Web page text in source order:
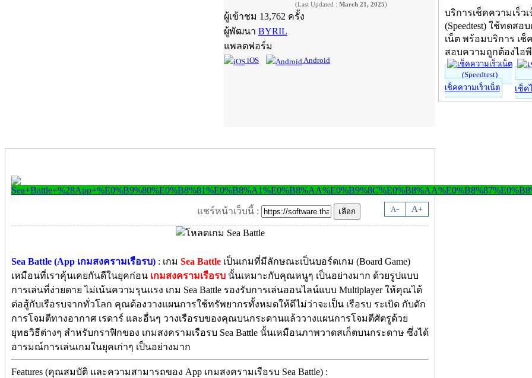
(Last Updated : March 21, 2025)
ผู้เข้าชม 13,762 ครั้ง
ผู้พัฒนา BYRIL
แพลตฟอร์ม
iOS Android
A- A+
แชร์หน้าเว็บนี้ :
Sea Battle (App เกมสงครามเรือรบ) : เกม Sea Battle เป็นเกมที่มีลักษณะเป็นบอร์ดเกม (Board Game)
เหมือนที่เราคุ้นเคยกันดีในยุคก่อน เกมสงครามเรือรบ นั้นเหมาะกับคุณหนูๆ เป็นอย่างมาก ด้วยรูปแบบ
การเล่นที่ง่ายดาย ไม่เน้นความรุนแรง เกม Sea Battle รองรับการเล่นออนไลน์แบบ Multiplayer ให้คุณได้
ต่อสู้กับเรือรบจากทั่วโลก คุณต้องวางแผนการใช้ทรัพยากรทั้งหมดให้ดีไม่ว่าจะเป็น เรือรบ ระเบิด กับดัก
การโจมตีทางอากาศ เรดาร์ และอื่นๆ วางเรือรบของคุณบนกระดานแล้ววางแผนการโจมตีศัตรูด้วย
ยุทธวิธีต่างๆ สำหรับกราฟิกของ เกมสงครามเรือรบ Sea Battle นั้นเหมือนภาพวาดสเก็ตบนกระดาษ ซึ่งได้
อารมณ์การเล่นเกมในยุคเก่าๆ เป็นอย่างมาก
Features (คุณสมบัติ และความสามารถของ App เกมสงครามเรือรบ Sea Battle) :
บริการเช็คความเร็ว
(Speedtest) ใช้ทดสอ
เน็ต พร้อมบริการ เช็
สอบความถูกต้องไอ
เช็คความเร็วเน็ต เช็ค